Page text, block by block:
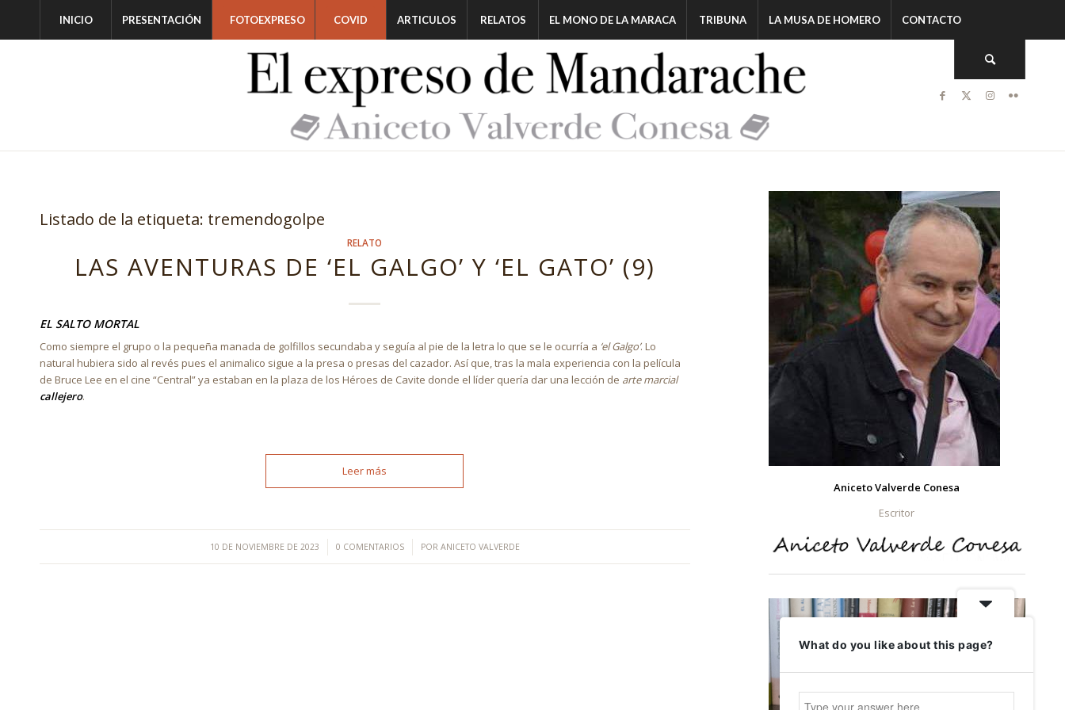
INICIO PRESENTACIÓN FOTOEXPRESO COVID ARTICULOS RELATOS EL MONO DE LA MARACA TRIBUNA LA MUSA DE HOMERO CONTACTO
Listado de la etiqueta: tremendogolpe
RELATO
LAS AVENTURAS DE ‘EL GALGO’ Y ‘EL GATO’ (9)
EL SALTO MORTAL
Como siempre el grupo o la pequeña manada de golfillos secundaba y seguía al pie de la letra lo que se le ocurría a ‘el Galgo’. Lo
natural hubiera sido al revés pues el animalico sigue a la presa o presas del cazador. Así que, tras la mala experiencia con la película
de Bruce Lee en el cine “Central” ya estaban en la plaza de los Héroes de Cavite donde el líder quería dar una lección de arte marcial
callejero.
Leer más
10 DE NOVIEMBRE DE 2023
/ 0 COMENTARIOS
/ POR ANICETO VALVERDE
Aniceto Valverde Conesa
Escritor
What do you like about this page?